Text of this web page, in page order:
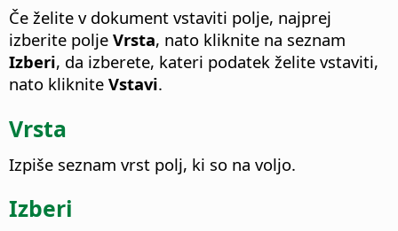
Če želite v dokument vstaviti polje, najprej
izberite polje Vrsta, nato kliknite na seznam
Izberi, da izberete, kateri podatek želite vstaviti,
nato kliknite Vstavi.
Vrsta
Izpiše seznam vrst polj, ki so na voljo.
Izberi